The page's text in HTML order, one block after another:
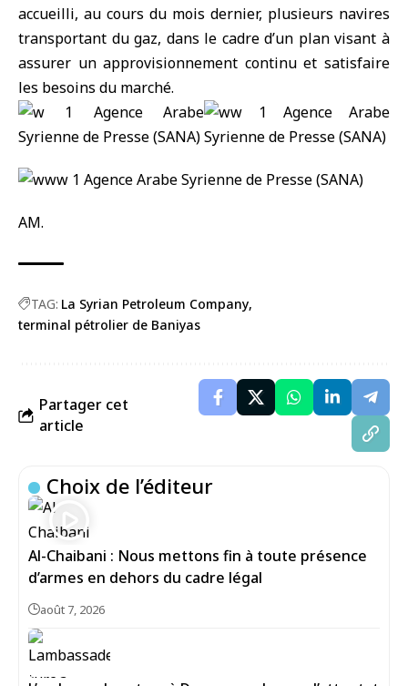
accueilli, au cours du mois dernier, plusieurs navires
transportant du gaz, dans le cadre d’un plan visant à
assurer un approvisionnement continu et satisfaire
les besoins du marché.
AM.
TAG: La Syrian Petroleum Company
terminal pétrolier de Baniyas
Partager cet
article
Choix de l’éditeur
Al-Chaibani : Nous mettons fin à toute présence
d’armes en dehors du cadre légal
août 7, 2026